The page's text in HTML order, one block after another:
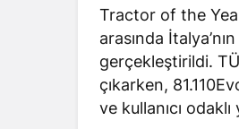
Tractor of the
arasında
gerçekleştirildi.
çıkarken,
ve kullanıcı